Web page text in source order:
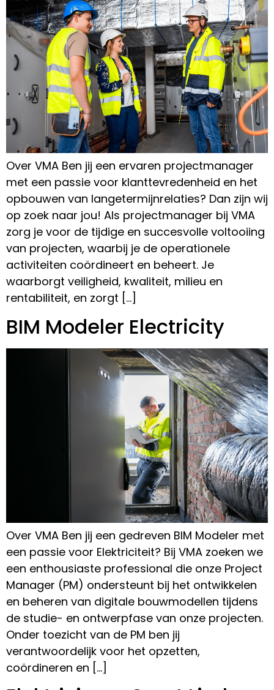
Over VMA Ben jij een ervaren projectmanager
met een passie voor klanttevredenheid en het
opbouwen van langetermijnrelaties? Dan zijn wij
op zoek naar jou! Als projectmanager bij VMA
zorg je voor de tijdige en succesvolle voltooiing
van projecten, waarbij je de operationele
activiteiten coördineert en beheert. Je
waarborgt veiligheid, kwaliteit, milieu en
rentabiliteit, en zorgt […]
BIM Modeler Electricity
Over VMA Ben jij een gedreven BIM Modeler met
een passie voor Elektriciteit? Bij VMA zoeken we
een enthousiaste professional die onze Project
Manager (PM) ondersteunt bij het ontwikkelen
en beheren van digitale bouwmodellen tijdens
de studie- en ontwerpfase van onze projecten.
Onder toezicht van de PM ben jij
verantwoordelijk voor het opzetten,
coördineren en […]